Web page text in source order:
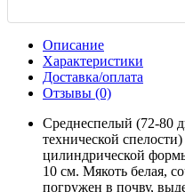
Описание
Характеристики
Доставка/оплата
Отзывы (0)
Среднеспелый (72-80
технической
цилиндрической
10 см. Мякоть белая,
погружен в почву,